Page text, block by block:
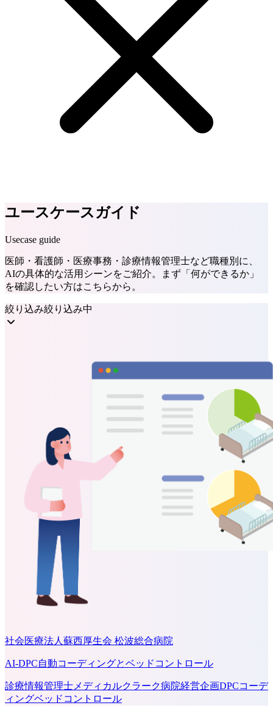
ユースケースガイド
Usecase guide
医師・看護師・医療事務・診療情報管理士など職種別に、
AIの具体的な活用シーンをご紹介。まず「何ができるか」
を確認したい方はこちらから。
絞り込み絞り込み中
社会医療法人蘇西厚生会 松波総合病院
AI-DPC自動コーディングとベッドコントロール
診療情報管理士 メディカルクラーク病院経営企画DPCコーデ
ィングベッドコントロール